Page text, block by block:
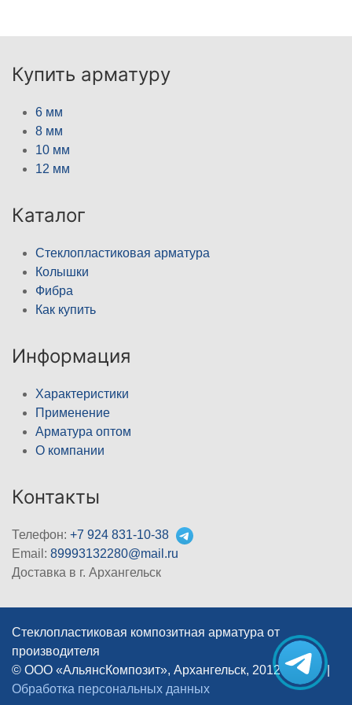
Купить арматуру
6 мм
8 мм
10 мм
12 мм
Каталог
Стеклопластиковая арматура
Колышки
Фибра
Как купить
Информация
Характеристики
Применение
Арматура оптом
О компании
Контакты
Телефон: +7 924 831-10-38
Email: 89993132280@mail.ru
Доставка в г. Архангельск
Стеклопластиковая композитная арматура от
производителя
© ООО «АльянсКомпозит», Архангельск, 2012–2026
|
Обработка персональных данных